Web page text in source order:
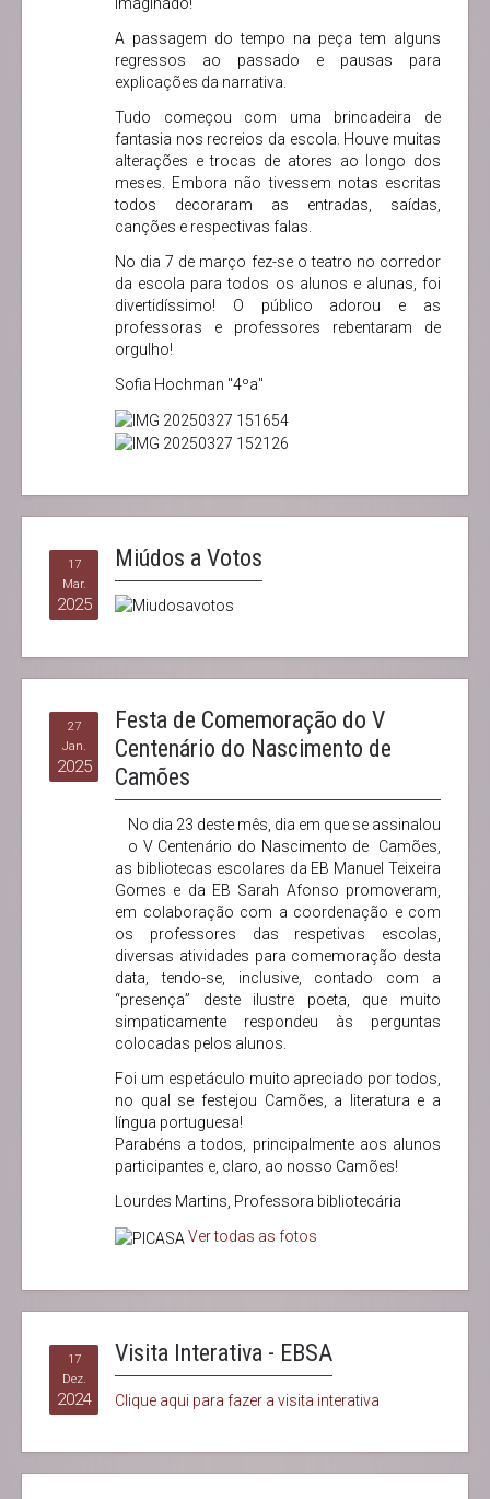
A passagem do tempo na peça tem alguns
regressos ao passado e pausas para
explicações da narrativa.
Tudo começou com uma brincadeira de
fantasia nos recreios da escola. Houve muitas
alterações e trocas de atores ao longo dos
meses. Embora não tivessem notas escritas
todos decoraram as entradas, saídas,
canções e respectivas falas.
No dia 7 de março fez-se o teatro no corredor
da escola para todos os alunos e alunas, foi
divertidíssimo! O público adorou e as
professoras e professores rebentaram de
orgulho!
Sofia Hochman "4ºa"
17
Mar.
2025
Miúdos a Votos
27
Jan.
2025
Festa de Comemoração do V
Centenário do Nascimento de
Camões
No dia 23 deste mês, dia em que se assinalou
o V Centenário do Nascimento de Camões,
as bibliotecas escolares da EB Manuel Teixeira
Gomes e da EB Sarah Afonso promoveram,
em colaboração com a coordenação e com
os professores das respetivas escolas,
diversas atividades para comemoração desta
data, tendo-se, inclusive, contado com a
“presença” deste ilustre poeta, que muito
simpaticamente respondeu às perguntas
colocadas pelos alunos.
Foi um espetáculo muito apreciado por todos,
no qual se festejou Camões, a literatura e a
língua portuguesa!
Parabéns a todos, principalmente aos alunos
participantes e, claro, ao nosso Camões!
Lourdes Martins, Professora bibliotecária
Ver todas as fotos
17
Dez.
2024
Visita Interativa - EBSA
Clique aqui para fazer a visita interativa